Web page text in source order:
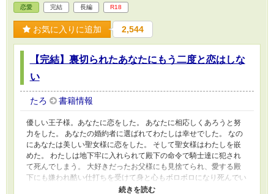
恋愛 完結 長編 R18
お気に入りに追加 2,544
【完結】裏切られたあなたにもう二度と恋はしな
い
たろ 書籍情報
優しい王子様。あなたに恋をした。 あなたに相応しくあろうと努
力をした。 あなたの婚約者に選ばれてわたしは幸せでした。 なの
にあなたは美しい聖女様に恋をした。 そして聖女様はわたしを嵌
めた。 わたしは地下牢に入れられて殿下の命令で騎士達に犯され
て死んでしまう。 大好きだったお父様にも見捨てられ、愛する殿
下にも嫌われ酷い仕打ちを受けて身と心もボロボロになり死んでい
った。 その時の記憶を忘れてわたしは生まれ変わった。 知らずに